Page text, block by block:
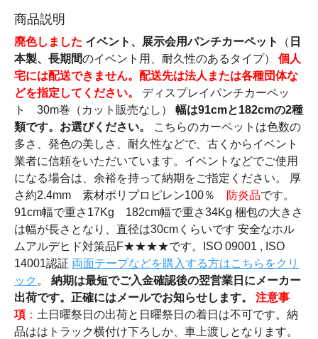
商品説明
廃色しました イベント、展示会用パンチカーペット （ 日
本製、長期間のイベント用、耐久性のあるタイプ） 個人
宅には配送できません。配送先は法人または各種団体な
どを指定してください。
ディスプレイパンチカーペッ
ト 30m巻（カット販売なし） 幅は91cmと182cmの2種
類です。お選びください。
こちらのカーペットは色数の
多さ、発色の美しさ、耐久性などで、古くからイベント
業者に信頼をいただいています。イベントなどでご使用
になる場合は、余裕を持って納期をご指定ください。 厚
さ約2.4mm 素材ポリプロピレン100％
防炎品です。
91cm幅で重さ17Kg 182cm幅で重さ34Kg 梱包の大きさ
は幅が長さとなり、直径は30cmくらいです 安全なホル
ムアルデヒド対策品F★★★★です。ISO 09001 , ISO
14001認証 両面テープなどを購入する方はこちらをクリ
ック 。 納期は最短でご入金確認後の翌営業日にメーカー
出荷です。正確にはメールでお知らせします。
注意事
項 ： 土日曜祭日の出荷と日曜祭日の着日は不可です。納
品ははトラック横付け下ろしか、車上渡しとなります。